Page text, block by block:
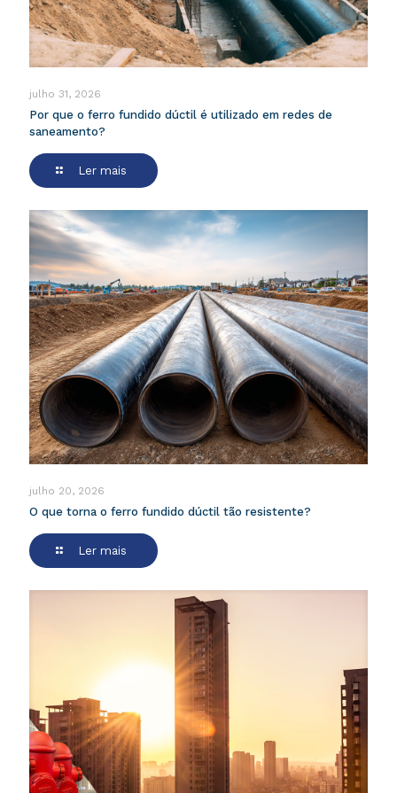
julho 31, 2026
Por que o ferro fundido dúctil é utilizado em redes de
saneamento?
Ler mais
julho 20, 2026
O que torna o ferro fundido dúctil tão resistente?
Ler mais